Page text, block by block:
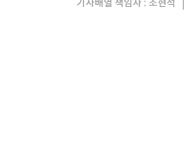
기사배열 책임자 : 조현석